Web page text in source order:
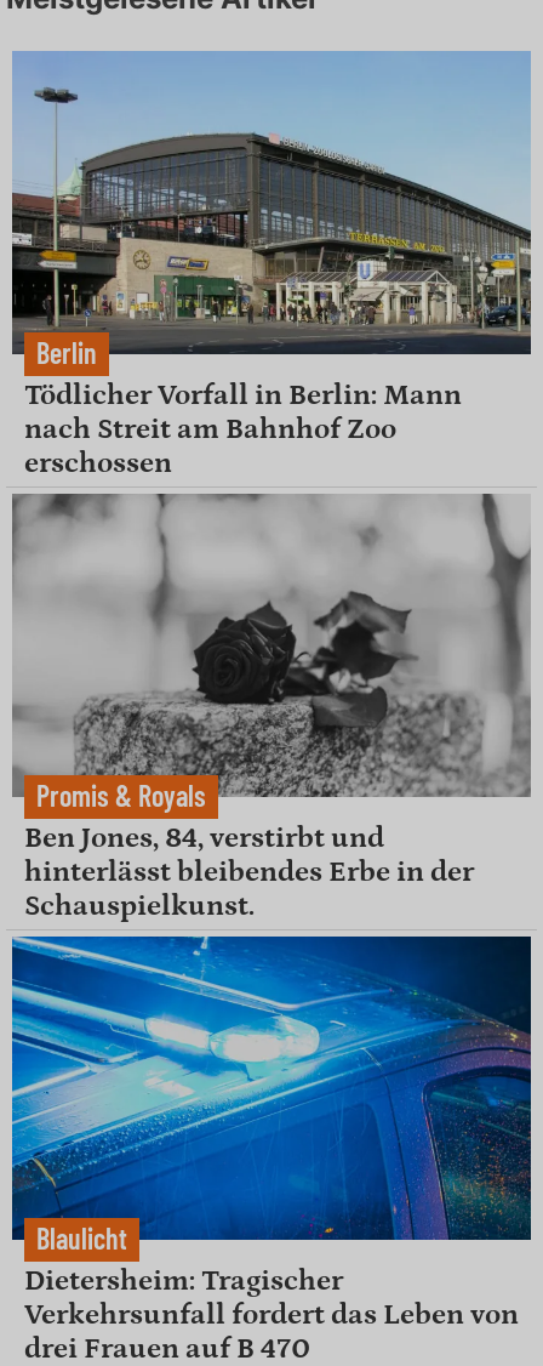
Berlin
Tödlicher Vorfall in Berlin: Mann
nach Streit am Bahnhof Zoo
erschossen
Promis & Royals
Ben Jones, 84, verstirbt und
hinterlässt bleibendes Erbe in der
Schauspielkunst.
Blaulicht
Dietersheim: Tragischer
Verkehrsunfall fordert das Leben von
drei Frauen auf B 470